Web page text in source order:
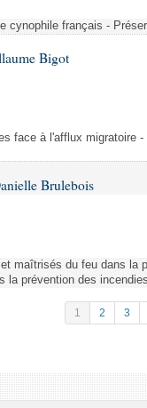
cynophile français -
Bigot
face à l'afflux migratoire
Brulebois
maîtrisés du feu dans la
la prévention des
1 2 3